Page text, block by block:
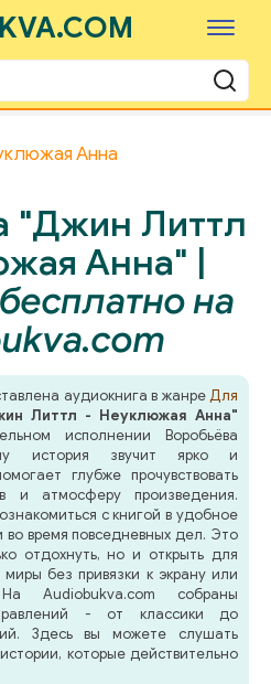
Анна
"Джин Литтл
Анна" |
на
аудиокнига в жанреДля
Литтл - Неуклюжая Анна"
исполнении Воробьёва
история звучит ярко и
глубже прочувствовать
и атмосферу произведения.
с книгой в удобное
время повседневных дел. Это
отдохнуть, но и открыть для
без привязки к экрану или
Audiobukva.com собраны
- от классики до
Здесь вы можете слушать
которые действительно